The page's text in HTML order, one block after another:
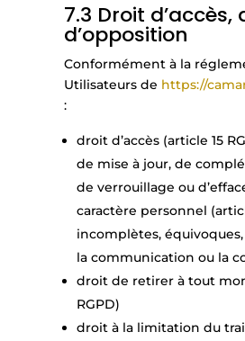
7.3 Droit
d’opposition
Conformément à la
Utilisateurs de https://
:
droit d’accès (article 15
de mise à jour, de
de verrouillage ou
caractère personnel
incomplètes,
la communication ou la
droit de retirer à tout
RGPD)
droit à la limitation du